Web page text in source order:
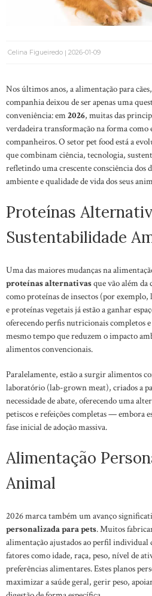
Celina Figueiredo 2026-01-09
Nos últimos anos, a alimentação para
companhia deixou de ser apenas uma
conveniência: em2026, muitas das
verdadeira transformação na forma como
companheiros. O setor pet food está a
que combinam ciência, tecnologia,
refletindo uma crescente consciência dos
ambiente e qualidade de vida dos seus
Proteínas
Sustentabilidade
Uma das maiores mudanças na
proteínas alternativasque vão além
como proteínas de insectos (por exemplo,
e proteínas vegetais já estão a ganhar
oferecendo perfis nutricionais completos
mesmo tempo que reduzem o impacto
alimentos convencionais.
Paralelamente, estão a surgir alimentos
laboratório (lab-grown meat), criados a
necessidade de abate, oferecendo uma
petiscos e refeições completas — embora
fase inicial de adoção massiva.
Alimentação
Animal
2026 marca também um avanço
personalizada para pets. Muitos
alimentação ajustados ao perfil individual
fatores como idade, raça, peso, nível de
preferências alimentares. Estes planos
maximizar a saúde geral, gerir peso,